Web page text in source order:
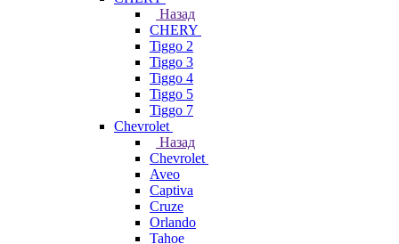
Назад
CHERY
Tiggo 2
Tiggo 3
Tiggo 4
Tiggo 5
Tiggo 7
Chevrolet
Назад
Chevrolet
Aveo
Captiva
Cruze
Orlando
Tahoe